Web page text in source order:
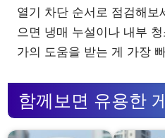
열기 차단 순서로 점검해
으면 냉매 누설이나 내부
가의 도움을 받는 게 가장
함께보면 유용한